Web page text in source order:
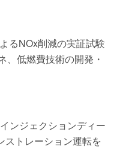
るNOx削減の実証試験
、低燃費技術の開発・
ンジェクションディー
ストレーション運転を